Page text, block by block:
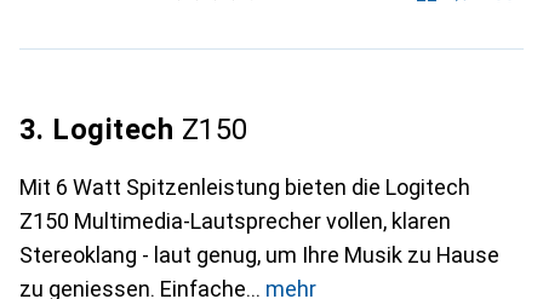
3. Logitech Z150
Mit 6 Watt Spitzenleistung bieten die Logitech
Z150 Multimedia-Lautsprecher vollen, klaren
Stereoklang - laut genug, um Ihre Musik zu Hause
zu geniessen. Einfache
mehr